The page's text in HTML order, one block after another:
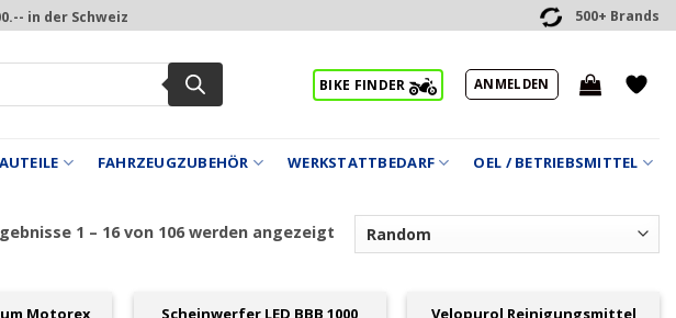
in der Schweiz 500+ Brands
BIKE FINDER ANMELDEN
FAHRZEUGZUBEHÖR WERKSTATTBEDARF OEL / BETRIEBSMITTEL
1 – 16 von 106 werden angezeigt
Motorex
Scheinwerfer LED BBB 1000
Velopurol Reinigungsmittel